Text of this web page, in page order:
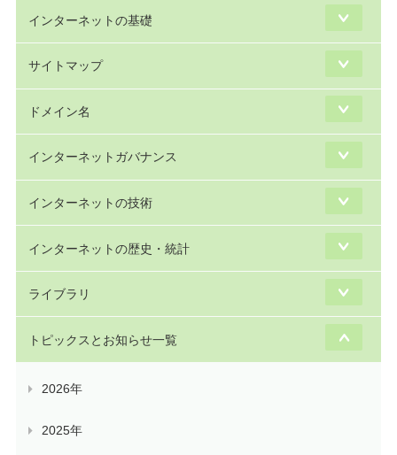
インターネットの基礎
サイトマップ
ドメイン名
インターネットガバナンス
インターネットの技術
インターネットの歴史・統計
ライブラリ
トピックスとお知らせ一覧
2026年
2025年